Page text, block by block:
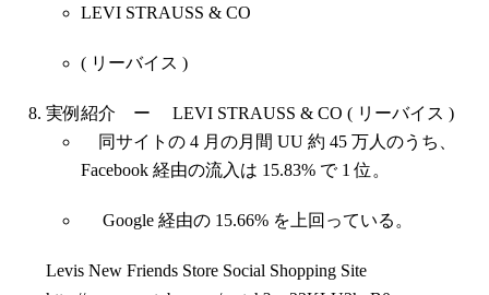
LEVI STRAUSS & CO
( リーバイス )
実例紹介 ー LEVI STRAUSS & CO ( リーバイス )
同サイトの 4 月の月間 UU 約 45 万人のうち、
Facebook 経由の流入は 15.83% で 1 位。
Google 経由の 15.66% を上回っている。
Levis New Friends Store Social Shopping Site